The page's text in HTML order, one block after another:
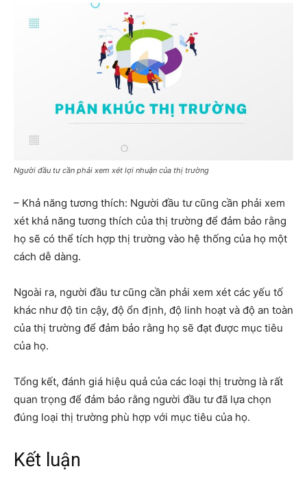
Người đầu tư cần phải xem xét lợi nhuận của thị trường
– Khả năng tương thích: Người đầu tư cũng cần phải xem
xét khả năng tương thích của thị trường để đảm bảo rằng
họ sẽ có thể tích hợp thị trường vào hệ thống của họ một
cách dễ dàng.
Ngoài ra, người đầu tư cũng cần phải xem xét các yếu tố
khác như độ tin cậy, độ ổn định, độ linh hoạt và độ an toàn
của thị trường để đảm bảo rằng họ sẽ đạt được mục tiêu
của họ.
Tổng kết, đánh giá hiệu quả của các loại thị trường là rất
quan trọng để đảm bảo rằng người đầu tư đã lựa chọn
đúng loại thị trường phù hợp với mục tiêu của họ.
Kết luận